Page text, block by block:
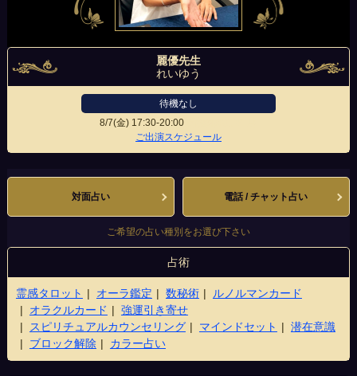
麗優先生
れいゆう
待機なし
8/7(金) 17:30-20:00
ご出演スケジュール
対面占い 電話 / チャット占い
ご希望の占い種別をお選び下さい
占術
霊感タロット オーラ鑑定 数秘術
ルノルマンカード
オラクルカード
強運引き寄せ
スピリチュアルカウンセリング
マインドセット
潜在意識
ブロック解除
カラー占い